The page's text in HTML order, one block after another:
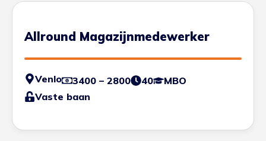
Allround Magazijnmedewerker
Venlo 3400 – 2800 40
MBO
Vaste baan